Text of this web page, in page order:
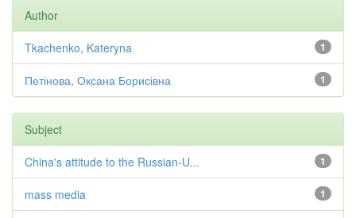
Author
1
Tkachenko, Kateryna
1
Петінова, Оксана Борисівна
Subject
1
China's attitude to the Russian-U...
1
mass media